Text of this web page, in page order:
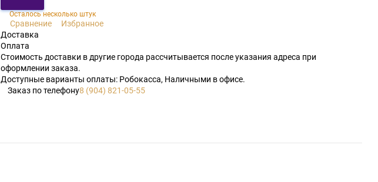
Осталось несколько штук
Сравнение
Избранное
Доставка
Оплата
Стоимость доставки в другие города рассчитывается после указания адреса при
оформлении заказа.
Доступные варианты оплаты: Робокасса, Наличными в офисе.
Заказ по телефону8 (904) 821-05-55